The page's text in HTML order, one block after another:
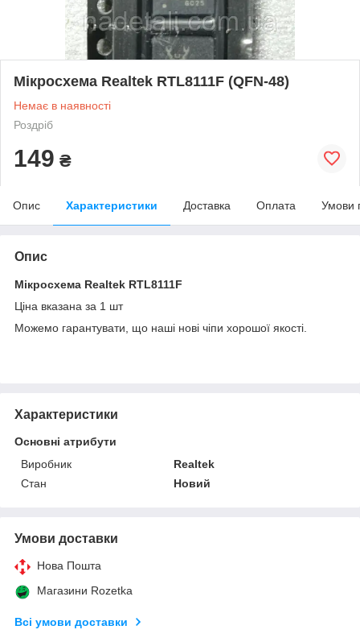
Мікросхема Realtek RTL8111F (QFN-48)
Немає в наявності
Роздріб
149 ₴
Опис Характеристики Доставка Оплата Умови
Опис
Мікросхема Realtek RTL8111F
Ціна вказана за 1 шт
Можемо гарантувати, що наші нові чіпи хорошої якості.
Характеристики
Основні атрибути
Виробник
Realtek
Стан
Новий
Умови доставки
Нова Пошта
Магазини Rozetka
Всі умови доставки